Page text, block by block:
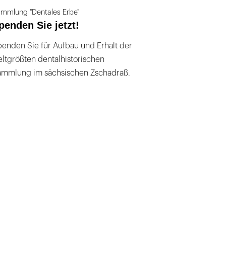
"Dentales Erbe"
Sie jetzt!
Sie für Aufbau und Erhalt der
dentalhistorischen
im sächsischen Zschadraß.